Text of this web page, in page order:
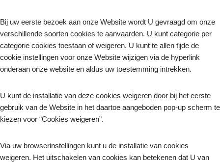
Bij uw eerste bezoek aan onze Website wordt U gevraagd om onze
verschillende soorten cookies te aanvaarden. U kunt categorie per
categorie cookies toestaan of weigeren. U kunt te allen tijde de
cookie instellingen voor onze Website wijzigen via de hyperlink
onderaan onze website en aldus uw toestemming intrekken.
U kunt de installatie van deze cookies weigeren door bij het eerste
gebruik van de Website in het daartoe aangeboden pop-up scherm te
kiezen voor “Cookies weigeren”.
Via uw browserinstellingen kunt u de installatie van cookies
weigeren. Het uitschakelen van cookies kan betekenen dat U van